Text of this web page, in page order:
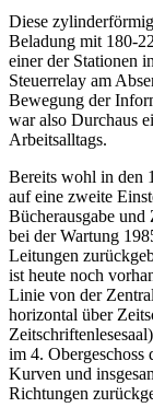
Diese
Beladung mit 180-
einer der Stationen
Steuerrelay am
Bewegung der
war also Durchaus
Arbeitsalltags.
Bereits wohl in den
auf eine zweite
Bücherausgabe
bei der Wartung
Leitungen
ist heute noch
Linie von der
horizontal über
im 4. Obergeschoss
Kurven und
Richtungen